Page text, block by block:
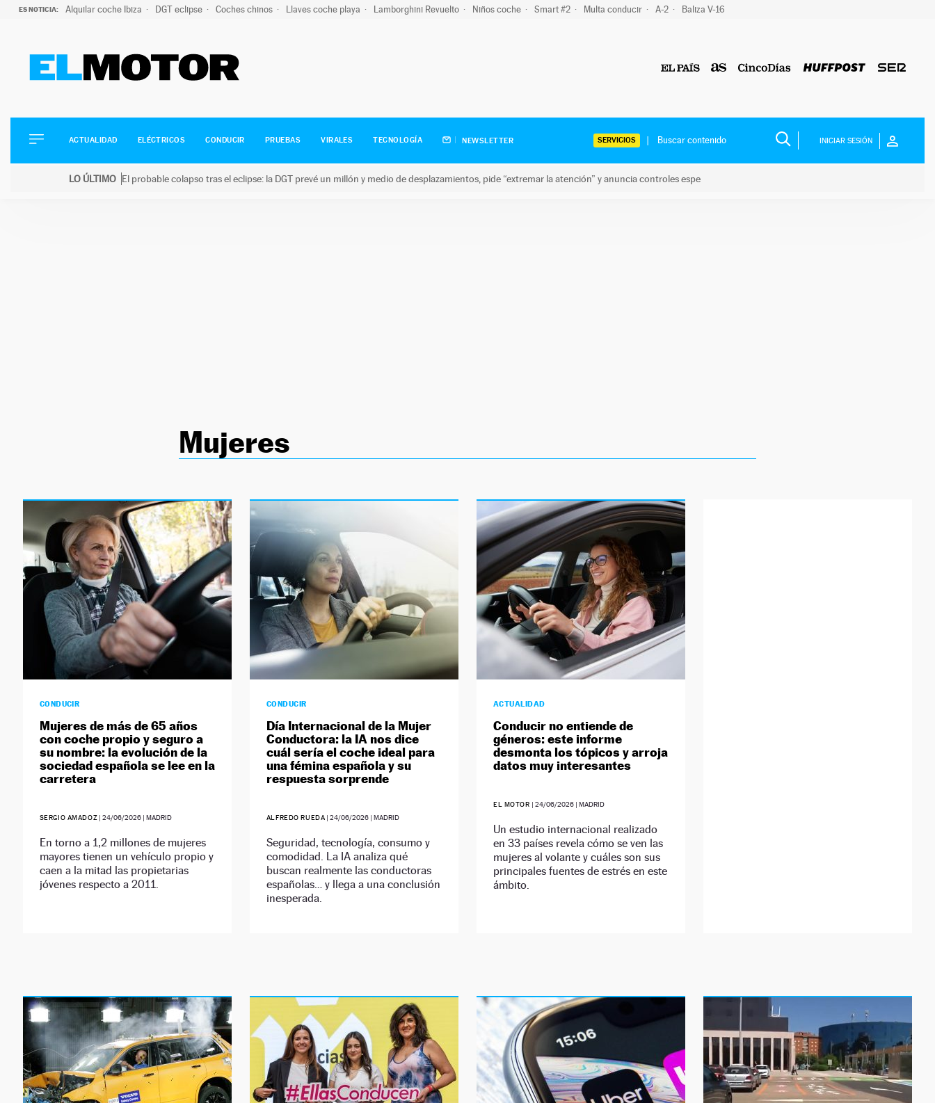
ES NOTICIA: Alquilar coche Ibiza DGT eclipse Coches chinos Llaves coche playa Lamborghini Revuelto Niños coche Smart #2 Multa conducir A-2 Baliza V-16
ELÉCTRICOS
CONDUCIR
ACTUALIDAD ELÉCTRICOS CONDUCIR PRUEBAS VIRALES TECNOLOGÍA NEWSLETTER SERVICIOS INICIAR SESIÓN
LO ÚLTIMO El probable colapso tras el eclipse: la DGT prevé un millón y medio de desplazamientos, pide “extremar la atención” y anuncia controles espe
Mujeres
CONDUCIR
Mujeres de más de 65 años
con coche propio y seguro a
su nombre: la evolución de la
sociedad española se lee en la
carretera
SERGIO AMADOZ |24/06/2026 | MADRID
En torno a 1,2 millones de mujeres
mayores tienen un vehículo propio y
caen a la mitad las propietarias
jóvenes respecto a 2011.
CONDUCIR
Día Internacional de la Mujer
Conductora: la IA nos dice
cuál sería el coche ideal para
una fémina española y su
respuesta sorprende
ALFREDO RUEDA |24/06/2026 | MADRID
Seguridad, tecnología, consumo y
comodidad. La IA analiza qué
buscan realmente las conductoras
españolas… y llega a una conclusión
inesperada.
ACTUALIDAD
Conducir no entiende de
géneros: este informe
desmonta los tópicos y arroja
datos muy interesantes
EL MOTOR | 24/06/2026| MADRID
Un estudio internacional realizado
en 33 países revela cómo se ven las
mujeres al volante y cuáles son sus
principales fuentes de estrés en este
ámbito.